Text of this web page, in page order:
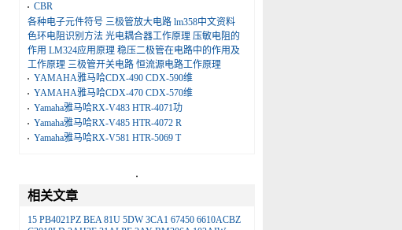
CBR
各种电子元件符号 三极管放大电路 lm358中文资料
色环电阻识别方法 光电耦合器工作原理 压敏电阻的
作用 LM324应用原理 稳压二极管在电路中的作用及
工作原理 三极管开关电路 恒流源电路工作原理
YAMAHA雅马哈CDX-490 CDX-590维
YAMAHA雅马哈CDX-470 CDX-570维
Yamaha雅马哈RX-V483 HTR-4071功
Yamaha雅马哈RX-V485 HTR-4072 R
Yamaha雅马哈RX-V581 HTR-5069 T
.
相关文章
15 PB4021PZ BEA 81U 5DW 3CA1 67450 6610ACBZ